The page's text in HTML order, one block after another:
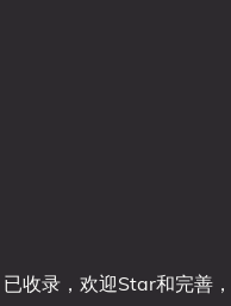
已收录，欢迎Star和完善